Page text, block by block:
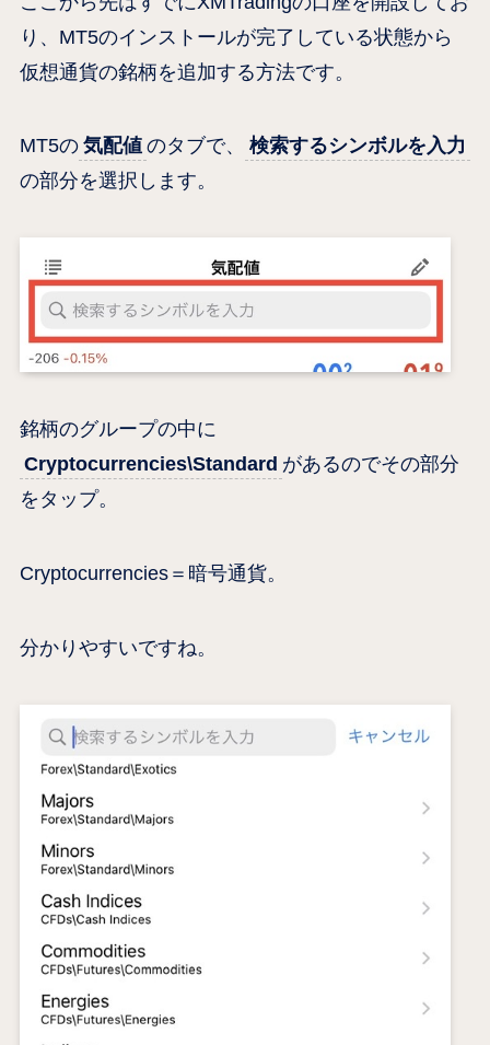
り、MT5のインストールが完了している状態から
仮想通貨の銘柄を追加する方法です。
MT5の 気配値 のタブで、
検索するシンボルを入力
の部分を選択します。
銘柄のグループの中に
Cryptocurrencies\Standard があるのでその部分
をタップ。
Cryptocurrencies＝暗号通貨。
分かりやすいですね。